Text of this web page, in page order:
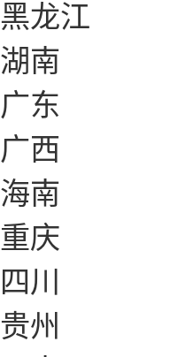
黑龙江
湖南
广东
广西
海南
重庆
四川
贵州